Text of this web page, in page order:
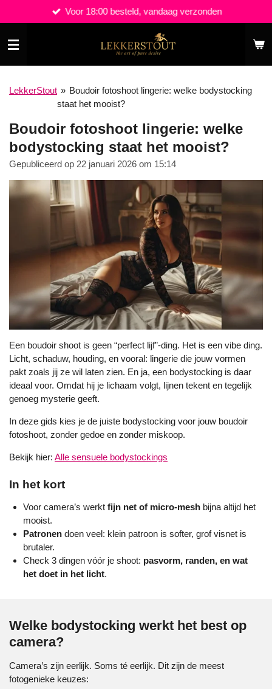
direct
naar
de
hoofdinhoud
Voor 18:00 besteld, vandaag verzonden
LekkerStout » Boudoir fotoshoot lingerie: welke bodystocking
staat het mooist?
Boudoir fotoshoot lingerie: welke
bodystocking staat het mooist?
Gepubliceerd op 22 januari 2026 om 15:14
Een boudoir shoot is geen “perfect lijf”-ding. Het is een vibe ding.
Licht, schaduw, houding, en vooral: lingerie die jouw vormen
pakt zoals jij ze wil laten zien. En ja, een bodystocking is daar
ideaal voor. Omdat hij je lichaam volgt, lijnen tekent en tegelijk
genoeg mysterie geeft.
In deze gids kies je de juiste bodystocking voor jouw boudoir
fotoshoot, zonder gedoe en zonder miskoop.
Bekijk hier: Alle sensuele bodystockings
In het kort
Voor camera’s werkt fijn net of micro-meshbijna altijd het
mooist.
Patronendoen veel: klein patroon is softer, grof visnet is
brutaler.
Check 3 dingen vóór je shoot: pasvorm, randen, en wat
het doet in het licht.
Welke bodystocking werkt het best op
camera?
Camera’s zijn eerlijk. Soms té eerlijk. Dit zijn de meest
fotogenieke keuzes: